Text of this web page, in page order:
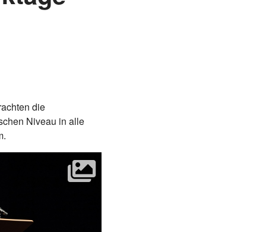
die
Niveau in alle